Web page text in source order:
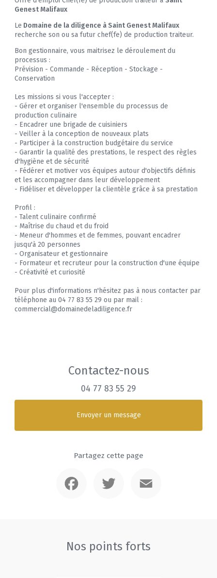
Genest Malifaux
Le Domaine de la diligence à Saint Genest Malifaux
recherche son ou sa futur chef(fe) de production traiteur.
Bon gestionnaire, vous maitrisez le déroulement du
processus :
Prévision - Commande - Réception - Stockage -
Conservation
Les missions si vous l'accepter :
- Gérer et organiser l'ensemble du processus de
production culinaire
- Encadrer une brigade de cuisiniers
- Veiller à la conception de nouveaux plats
- Participer à la construction budgétaire du service
- Garantir la qualité des prestations, le respect des règles
d'hygiène et de sécurité
- Fédérer et motiver vos équipes autour d'objectifs définis
et les accompagner dans leur développement
- Fidéliser et développer la clientèle grâce à sa prestation
Profil :
- Talent culinaire confirmé
- Maîtrise du chaud et du froid
- Meneur d'hommes et de femmes, pouvant encadrer
jusqu'à 20 personnes
- Organisateur et gestionnaire
- Formateur et recruteur pour la construction d'une équipe
- Créativité et curiosité
Pour plus d'informations n'hésitez pas à nous contacter par
téléphone au 04 77 83 55 29 ou par mail :
commercial@domainedeladiligence.fr
Contactez-nous
04 77 83 55 29
Envoyer un message
Partagez cette page
Nos points forts